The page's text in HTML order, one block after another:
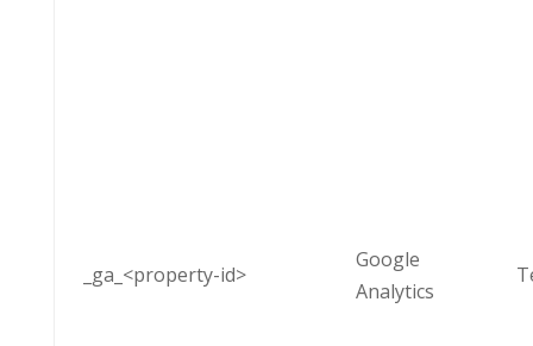
_ga_<property-id>
Google
Analytics